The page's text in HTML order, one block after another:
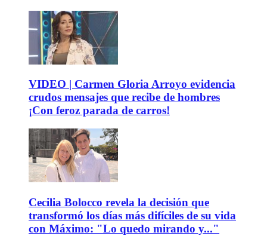
VIDEO | Carmen Gloria Arroyo evidencia
crudos mensajes que recibe de hombres
¡Con feroz parada de carros!
Cecilia Bolocco revela la decisión que
transformó los días más difíciles de su vida
con Máximo: "Lo quedo mirando y..."